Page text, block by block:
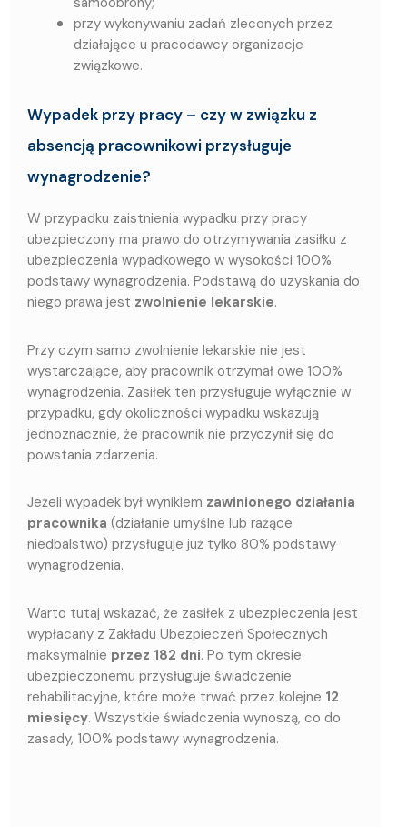
przy wykonywaniu zadań zleconych przez
działające u pracodawcy organizacje
związkowe.
Wypadek przy pracy – czy w związku z
absencją pracownikowi przysługuje
wynagrodzenie?
W przypadku zaistnienia wypadku przy pracy
ubezpieczony ma prawo do otrzymywania zasiłku z
ubezpieczenia wypadkowego w wysokości 100%
podstawy wynagrodzenia. Podstawą do uzyskania do
niego prawa jest zwolnienie lekarskie.
Przy czym samo zwolnienie lekarskie nie jest
wystarczające, aby pracownik otrzymał owe 100%
wynagrodzenia. Zasiłek ten przysługuje wyłącznie w
przypadku, gdy okoliczności wypadku wskazują
jednoznacznie, że pracownik nie przyczynił się do
powstania zdarzenia.
Jeżeli wypadek był wynikiem zawinionego działania
pracownika (działanie umyślne lub rażące
niedbalstwo) przysługuje już tylko 80% podstawy
wynagrodzenia.
Warto tutaj wskazać, że zasiłek z ubezpieczenia jest
wypłacany z Zakładu Ubezpieczeń Społecznych
maksymalnie przez 182 dni. Po tym okresie
ubezpieczonemu przysługuje świadczenie
rehabilitacyjne, które może trwać przez kolejne 12
miesięcy. Wszystkie świadczenia wynoszą, co do
zasady, 100% podstawy wynagrodzenia.